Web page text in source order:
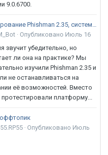
9.0.6700.
Тестирование Phishman 2.35, системы повышения осведомлённости пользователей в сфере ИБ
· Опубликовано Июль 16
звучит убедительно, но
ли она на практике? Мы
изучили Phishman 2.35 и
не останавливаться на
её возможностей. Вместо
протестировали платформу...
· Опубликовано Июль